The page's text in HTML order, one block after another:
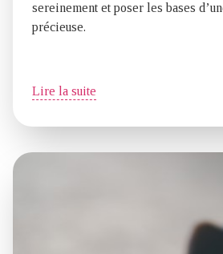
sereinement et poser les bases
précieuse.
Lire la suite